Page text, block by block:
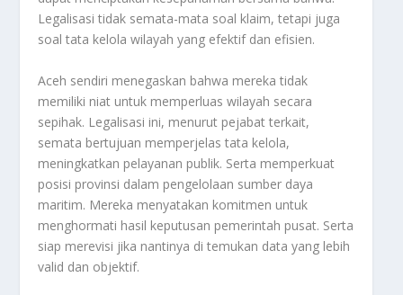
Legalisasi tidak semata-mata soal klaim, tetapi juga
soal tata kelola wilayah yang efektif dan efisien.
Aceh sendiri menegaskan bahwa mereka tidak
memiliki niat untuk memperluas wilayah secara
sepihak. Legalisasi ini, menurut pejabat terkait,
semata bertujuan memperjelas tata kelola,
meningkatkan pelayanan publik. Serta memperkuat
posisi provinsi dalam pengelolaan sumber daya
maritim. Mereka menyatakan komitmen untuk
menghormati hasil keputusan pemerintah pusat. Serta
siap merevisi jika nantinya di temukan data yang lebih
valid dan objektif.